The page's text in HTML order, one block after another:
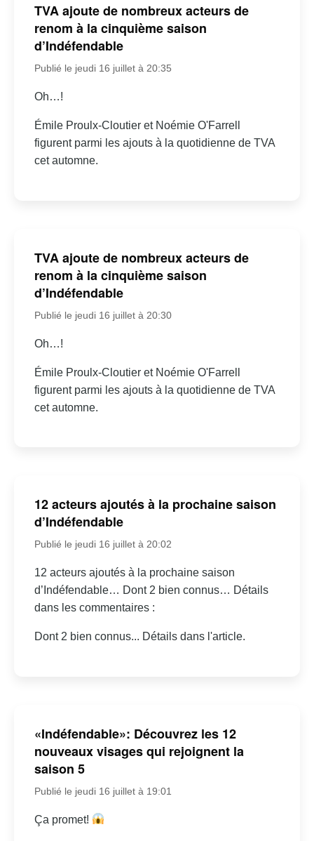
TVA ajoute de nombreux acteurs de
renom à la cinquième saison
d’Indéfendable
Publié le jeudi 16 juillet à 20:35
Oh…!
Émile Proulx-Cloutier et Noémie O'Farrell
figurent parmi les ajouts à la quotidienne de TVA
cet automne.
TVA ajoute de nombreux acteurs de
renom à la cinquième saison
d’Indéfendable
Publié le jeudi 16 juillet à 20:30
Oh…!
Émile Proulx-Cloutier et Noémie O'Farrell
figurent parmi les ajouts à la quotidienne de TVA
cet automne.
12 acteurs ajoutés à la prochaine saison
d’Indéfendable
Publié le jeudi 16 juillet à 20:02
12 acteurs ajoutés à la prochaine saison
d’Indéfendable… Dont 2 bien connus… Détails
dans les commentaires :
Dont 2 bien connus... Détails dans l'article.
«Indéfendable»: Découvrez les 12
nouveaux visages qui rejoignent la
saison 5
Publié le jeudi 16 juillet à 19:01
Ça promet!